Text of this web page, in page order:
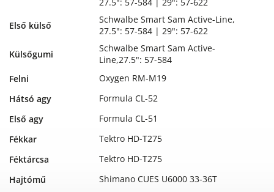
Első külső
Schwalbe Smart Sam Active-Line,
27.5": 57-584 | 29": 57-622
Külsőgumi
Schwalbe Smart Sam Active-
Line,27.5": 57-584
Felni
Oxygen RM-M19
Hátsó agy
Formula CL-52
Első agy
Formula CL-51
Fékkar
Tektro HD-T275
Féktárcsa
Tektro HD-T275
Hajtómű
Shimano CUES U6000 33-36T